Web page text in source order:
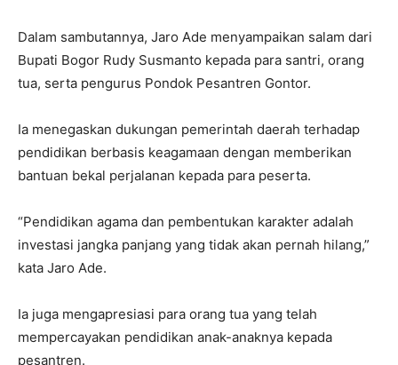
Dalam sambutannya, Jaro Ade menyampaikan salam dari
Bupati Bogor Rudy Susmanto kepada para santri, orang
tua, serta pengurus Pondok Pesantren Gontor.
Ia menegaskan dukungan pemerintah daerah terhadap
pendidikan berbasis keagamaan dengan memberikan
bantuan bekal perjalanan kepada para peserta.
“Pendidikan agama dan pembentukan karakter adalah
investasi jangka panjang yang tidak akan pernah hilang,”
kata Jaro Ade.
Ia juga mengapresiasi para orang tua yang telah
mempercayakan pendidikan anak-anaknya kepada
pesantren.